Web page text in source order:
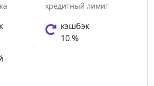
кредитный лимит
кэшбэк
10 %